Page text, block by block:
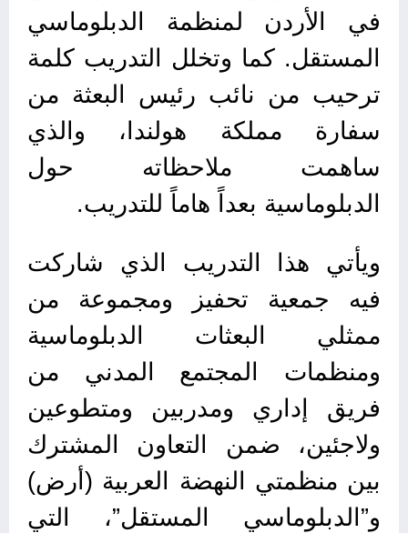
في الأردن لمنظمة الدبلوماسي
المستقل. كما وتخلل التدريب كلمة
ترحيب من نائب رئيس البعثة من
سفارة مملكة هولندا، والذي
ساهمت ملاحظاته حول
الدبلوماسية بعداً هاماً للتدريب.
ويأتي هذا التدريب الذي شاركت
فيه جمعية تحفيز ومجموعة من
ممثلي البعثات الدبلوماسية
ومنظمات المجتمع المدني من
فريق إداري ومدربين ومتطوعين
ولاجئين، ضمن التعاون المشترك
بين منظمتي النهضة العربية (أرض)
و”الدبلوماسي المستقل”، التي